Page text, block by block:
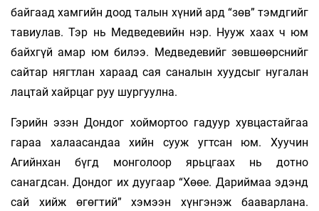
байгаад хамгийн доод талын хүний ард “зөв” тэмдгийг
тавиулав. Тэр нь Медведевийн нэр. Нууж хаах ч юм
байхгүй амар юм билээ. Медведевийг зөвшөөрснийг
сайтар нягтлан хараад сая саналын хуудсыг нугалан
лацтай хайрцаг руу шургуулна.
Гэрийн эзэн Дондог хоймортоо гадуур хувцастайгаа
гараа халаасандаа хийн сууж угтсан юм. Хуучин
Агийнхан бүгд монголоор ярьцгаах нь дотно
санагдсан. Дондог их дуугаар “Хөөе. Дариймаа эдэнд
сай хийж өгөгтий” хэмээн хүнгэнэж бааварлана.